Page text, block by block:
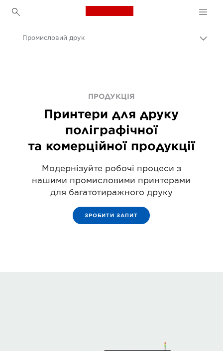
Canon Logo, back to
Продукти для бізнесу
Промисловий друк
ПРОДУКЦІЯ
Принтери для друку
поліграфічної
та комерційної продукції
Модернізуйте робочі процеси з
нашими промисловими принтерами
для багатотиражного друку
ЗРОБИТИ ЗАПИТ